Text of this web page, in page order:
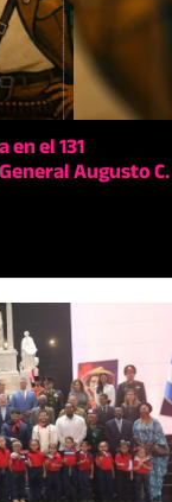
el 131
Augusto C.